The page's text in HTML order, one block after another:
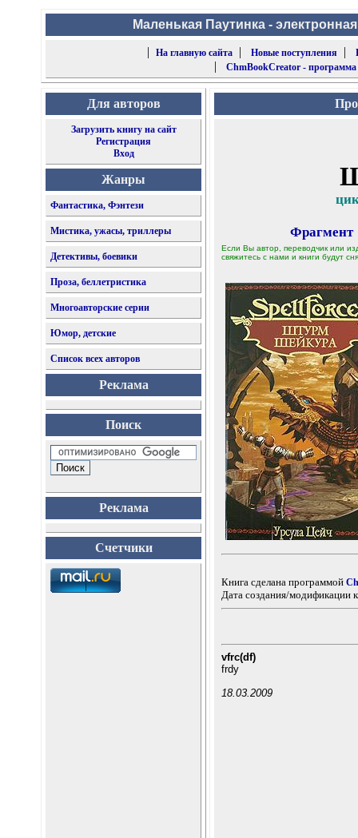
Маленькая Паутинка -
|
На главную сайта| Новые поступления |
| ChmBookCreator -
Для авторов
Загрузить книгу на сайт
Регистрация
Вход
Жанры
Фантастика, Фэнтези
Мистика, ужасы, триллеры
Детективы, боевики
Проза, беллетристика
Многоавторские серии
Юмор, детские
Список всех авторов
Реклама
Поиск
Реклама
Счетчики
Фрагмент
Если Вы автор, переводчик или
свяжитесь с нами и книги будут
Книга сделана программой
Дата создания/модификации
vfrc(df)
frdy
18.03.2009